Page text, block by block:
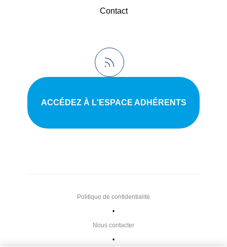
Contact
ACCÉDEZ À L'ESPACE ADHÉRENTS
•
Nous contacter
•
Politique de confidentialité